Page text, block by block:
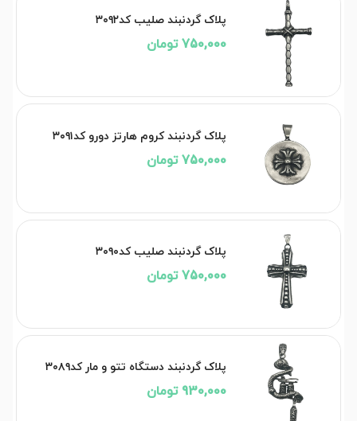
پلاک گردنبند صلیب کد۳۰۹۲
750,000 تومان
پلاک گردنبند کروم هارتز دورو کد۳۰۹۱
750,000 تومان
پلاک گردنبند صلیب کد۳۰۹۰
750,000 تومان
پلاک گردنبند دستگاه تتو و مار کد۳۰۸۹
930,000 تومان